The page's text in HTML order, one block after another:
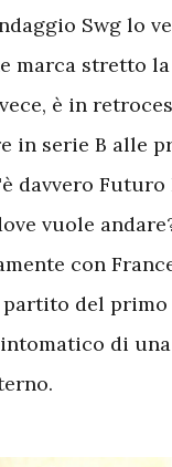
Swg lo
marca stretto
è in
in serie B alle
davvero Futuro
vuole
con
del
di